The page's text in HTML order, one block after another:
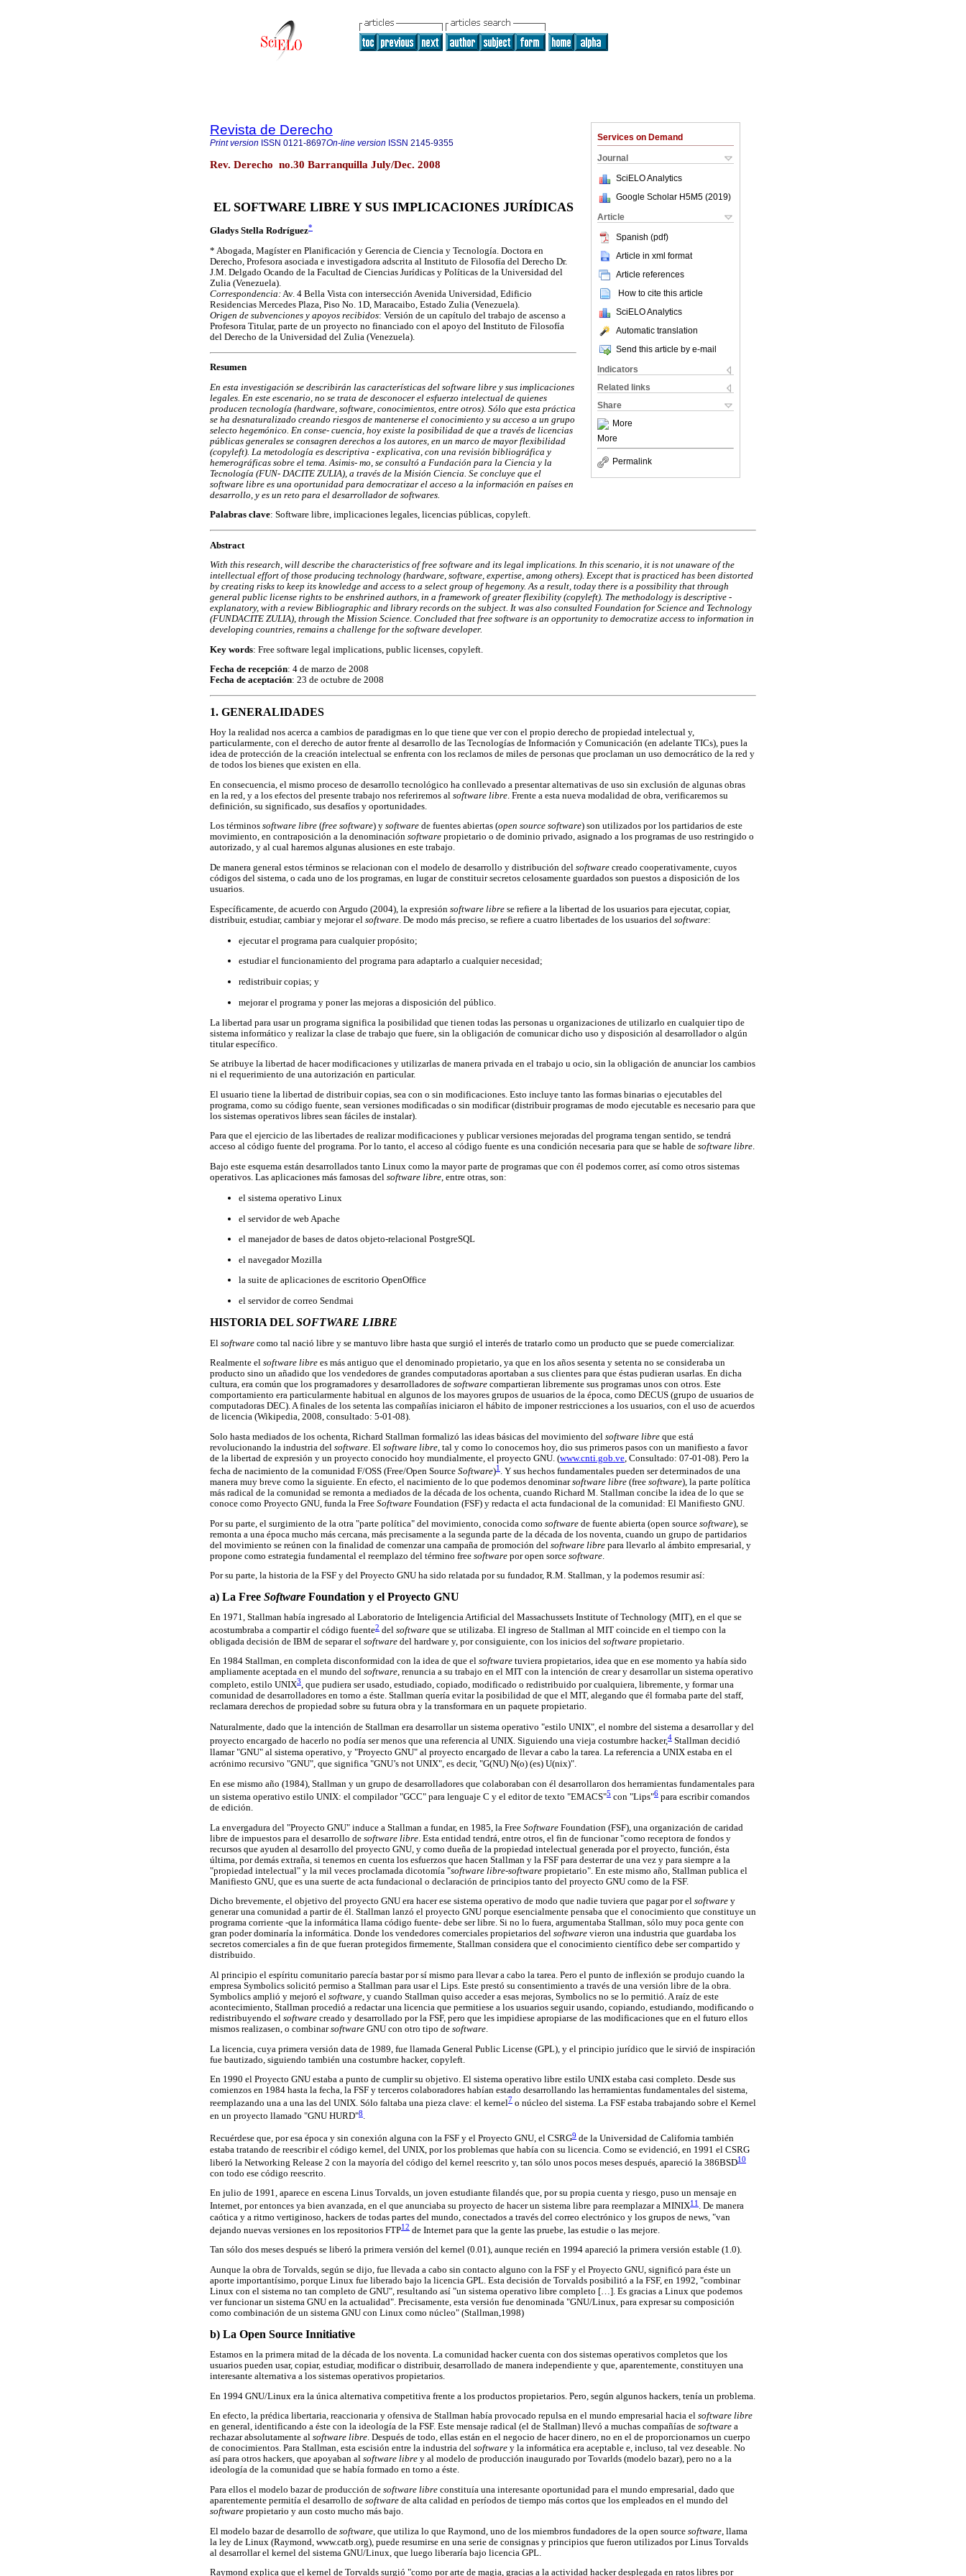
Services on Demand
Journal
SciELO Analytics
Google Scholar H5M5 (2019)
Article
Spanish (pdf)
Article in xml format
Article references
How to cite this article
SciELO Analytics
Automatic translation
Send this article by e-mail
Indicators
Related links
Share
More
More
Permalink
Revista de Derecho
Print version ISSN 0121-8697On-line version ISSN 2145-9355
Rev. Derecho no.30 Barranquilla July/Dec. 2008
EL SOFTWARE LIBRE Y SUS IMPLICACIONES JURÍDICAS
Gladys Stella Rodríguez*
* Abogada, Magíster en Planificación y Gerencia de Ciencia y Tecnología. Doctora en
Derecho, Profesora asociada e investigadora adscrita al Instituto de Filosofía del Derecho Dr.
J.M. Delgado Ocando de la Facultad de Ciencias Jurídicas y Políticas de la Universidad del
Zulia (Venezuela).
Correspondencia:Av. 4 Bella Vista con intersección Avenida Universidad, Edificio
Residencias Mercedes Plaza, Piso No. 1D, Maracaibo, Estado Zulia (Venezuela).
Origen de subvenciones y apoyos recibidos: Versión de un capítulo del trabajo de ascenso a
Profesora Titular, parte de un proyecto no financiado con el apoyo del Instituto de Filosofía
del Derecho de la Universidad del Zulia (Venezuela).
Resumen
En esta investigación se describirán las características del software libre y sus implicaciones
legales. En este escenario, no se trata de desconocer el esfuerzo intelectual de quienes
producen tecnología (hardware, software, conocimientos, entre otros). Sólo que esta práctica
se ha desnaturalizado creando riesgos de mantenerse el conocimiento y su acceso a un grupo
selecto hegemónico. En conse- cuencia, hoy existe la posibilidad de que a través de licencias
públicas generales se consagren derechos a los autores, en un marco de mayor flexibilidad
(copyleft). La metodología es descriptiva - explicativa, con una revisión bibliográfica y
hemerográficas sobre el tema. Asimis- mo, se consultó a Fundación para la Ciencia y la
Tecnología (FUN- DACITE ZULIA), a través de la Misión Ciencia. Se concluye que el
software libre es una oportunidad para democratizar el acceso a la información en países en
desarrollo, y es un reto para el desarrollador de softwares.
Palabras clave: Software libre, implicaciones legales, licencias públicas, copyleft.
Abstract
With this research, will describe the characteristics of free software and its legal implications. In this scenario, it is not unaware of the
intellectual effort of those producing technology (hardware, software, expertise, among others). Except that is practiced has been distorted
by creating risks to keep its knowledge and access to a select group of hegemony. As a result, today there is a possibility that through
general public license rights to be enshrined authors, in a framework of greater flexibility (copyleft). The methodology is descriptive -
explanatory, with a review Bibliographic and library records on the subject. It was also consulted Foundation for Science and Technology
(FUNDACITE ZULIA), through the Mission Science. Concluded that free software is an opportunity to democratize access to information in
developing countries, remains a challenge for the software developer.
Key words: Free software legal implications, public licenses, copyleft.
Fecha de recepción: 4 de marzo de 2008
Fecha de aceptación: 23 de octubre de 2008
1. GENERALIDADES
Hoy la realidad nos acerca a cambios de paradigmas en lo que tiene que ver con el propio derecho de propiedad intelectual y,
particularmente, con el derecho de autor frente al desarrollo de las Tecnologías de Información y Comunicación (en adelante TICs), pues la
idea de protección de la creación intelectual se enfrenta con los reclamos de miles de personas que proclaman un uso democrático de la red y
de todos los bienes que existen en ella.
En consecuencia, el mismo proceso de desarrollo tecnológico ha conllevado a presentar alternativas de uso sin exclusión de algunas obras
en la red, y a los efectos del presente trabajo nos referiremos al software libre. Frente a esta nueva modalidad de obra, verificaremos su
definición, su significado, sus desafíos y oportunidades.
Los términos software libre (free software) y software de fuentes abiertas (open source software) son utilizados por los partidarios de este
movimiento, en contraposición a la denominación software propietario o de dominio privado, asignado a los programas de uso restringido o
autorizado, y al cual haremos algunas alusiones en este trabajo.
De manera general estos términos se relacionan con el modelo de desarrollo y distribución del software creado cooperativamente, cuyos
códigos del sistema, o cada uno de los programas, en lugar de constituir secretos celosamente guardados son puestos a disposición de los
usuarios.
Específicamente, de acuerdo con Argudo (2004), la expresión software libre se refiere a la libertad de los usuarios para ejecutar, copiar,
distribuir, estudiar, cambiar y mejorar el software . De modo más preciso, se refiere a cuatro libertades de los usuarios del software:
ejecutar el programa para cualquier propósito;
estudiar el funcionamiento del programa para adaptarlo a cualquier necesidad;
redistribuir copias; y
mejorar el programa y poner las mejoras a disposición del público.
La libertad para usar un programa significa la posibilidad que tienen todas las personas u organizaciones de utilizarlo en cualquier tipo de
sistema informático y realizar la clase de trabajo que fuere, sin la obligación de comunicar dicho uso y disposición al desarrollador o algún
titular específico.
Se atribuye la libertad de hacer modificaciones y utilizarlas de manera privada en el trabajo u ocio, sin la obligación de anunciar los cambios
ni el requerimiento de una autorización en particular.
El usuario tiene la libertad de distribuir copias, sea con o sin modificaciones. Esto incluye tanto las formas binarias o ejecutables del
programa, como su código fuente, sean versiones modificadas o sin modificar (distribuir programas de modo ejecutable es necesario para que
los sistemas operativos libres sean fáciles de instalar).
Para que el ejercicio de las libertades de realizar modificaciones y publicar versiones mejoradas del programa tengan sentido, se tendrá
acceso al código fuente del programa. Por lo tanto, el acceso al código fuente es una condición necesaria para que se hable de software libre.
Bajo este esquema están desarrollados tanto Linux como la mayor parte de programas que con él podemos correr, así como otros sistemas
operativos. Las aplicaciones más famosas del software libre, entre otras, son:
el sistema operativo Linux
el servidor de web Apache
el manejador de bases de datos objeto-relacional PostgreSQL
el navegador Mozilla
la suite de aplicaciones de escritorio OpenOffice
el servidor de correo Sendmai
HISTORIA DEL SOFTWARE LIBRE
El software como tal nació libre y se mantuvo libre hasta que surgió el interés de tratarlo como un producto que se puede comercializar.
Realmente el software libre es más antiguo que el denominado propietario, ya que en los años sesenta y setenta no se consideraba un
producto sino un añadido que los vendedores de grandes computadoras aportaban a sus clientes para que éstas pudieran usarlas. En dicha
cultura, era común que los programadores y desarrolladores de software compartieran libremente sus programas unos con otros. Este
comportamiento era particularmente habitual en algunos de los mayores grupos de usuarios de la época, como DECUS (grupo de usuarios de
computadoras DEC). A finales de los setenta las compañías iniciaron el hábito de imponer restricciones a los usuarios, con el uso de acuerdos
de licencia (Wikipedia, 2008, consultado: 5-01-08).
Solo hasta mediados de los ochenta, Richard Stallman formalizó las ideas básicas del movimiento del software libre que está
revolucionando la industria del software. El software libre, tal y como lo conocemos hoy, dio sus primeros pasos con un manifiesto a favor
de la libertad de expresión y un proyecto conocido hoy mundialmente, el proyecto GNU. (www.cnti.gob.ve, Consultado: 07-01-08). Pero la
fecha de nacimiento de la comunidad F/OSS (Free/Open Source Software)1 . Y sus hechos fundamentales pueden ser determinados de una
manera muy breve como la siguiente. En efecto, el nacimiento de lo que podemos denominarsoftware libre (free software), la parte política
más radical de la comunidad se remonta a mediados de la década de los ochenta, cuando Richard M. Stallman concibe la idea de lo que se
conoce como Proyecto GNU, funda la Free Software Foundation (FSF) y redacta el acta fundacional de la comunidad: El Manifiesto GNU.
Por su parte, el surgimiento de la otra "parte política" del movimiento, conocida como software de fuente abierta (open source software), se
remonta a una época mucho más cercana, más precisamente a la segunda parte de la década de los noventa, cuando un grupo de partidarios
del movimiento se reúnen con la finalidad de comenzar una campaña de promoción del software libre para llevarlo al ámbito empresarial, y
propone como estrategia fundamental el reemplazo del término free software por open sorce software
Por su parte, la historia de la FSF y del Proyecto GNU ha sido relatada por su fundador, R.M. Stallman, y la podemos resumir así:
a) La Free Software Foundation y el Proyecto GNU
En 1971, Stallman había ingresado al Laboratorio de Inteligencia Artificial del Massachussets Institute of Technology (MIT), en el que se
acostumbraba a compartir el código fuente2 del software que se utilizaba. El ingreso de Stallman al MIT coincide en el tiempo con la
obligada decisión de IBM de separar el software del hardware y, por consiguiente, con los inicios del software propietario.
En 1984 Stallman, en completa disconformidad con la idea de que el software tuviera propietarios, idea que en ese momento ya había sido
ampliamente aceptada en el mundo del software, renuncia a su trabajo en el MIT con la intención de crear y desarrollar un sistema operativo
completo, estilo UNIX3, que pudiera ser usado, estudiado, copiado, modificado o redistribuido por cualquiera, libremente, y formar una
comunidad de desarrolladores en torno a éste. Stallman quería evitar la posibilidad de que el MIT, alegando que él formaba parte del staff,
reclamara derechos de propiedad sobre su futura obra y la transformara en un paquete propietario.
Naturalmente, dado que la intención de Stallman era desarrollar un sistema operativo "estilo UNIX", el nombre del sistema a desarrollar y del
proyecto encargado de hacerlo no podía ser menos que una referencia al UNIX. Siguiendo una vieja costumbre hacker,4 Stallman decidió
llamar "GNU" al sistema operativo, y "Proyecto GNU" al proyecto encargado de llevar a cabo la tarea. La referencia a UNIX estaba en el
acrónimo recursivo "GNU", que significa "GNU’s not UNIX", es decir, "G(NU) N(o) (es) U(nix)".
En ese mismo año (1984), Stallman y un grupo de desarrolladores que colaboraban con él desarrollaron dos herramientas fundamentales para
un sistema operativo estilo UNIX: el compilador "GCC" para lenguaje C y el editor de texto "EMACS"5 con "Lips"6 para escribir comandos
de edición.
La envergadura del "Proyecto GNU" induce a Stallman a fundar, en 1985, la Free Software Foundation (FSF), una organización de caridad
libre de impuestos para el desarrollo de software libre. Esta entidad tendrá, entre otros, el fin de funcionar "como receptora de fondos y
recursos que ayuden al desarrollo del proyecto GNU, y como dueña de la propiedad intelectual generada por el proyecto, función, ésta
última, por demás extraña, si tenemos en cuenta los esfuerzos que hacen Stallman y la FSF para desterrar de una vez y para siempre a la
"propiedad intelectual" y la mil veces proclamada dicotomía "software libre-software propietario". En este mismo año, Stallman publica el
Manifiesto GNU, que es una suerte de acta fundacional o declaración de principios tanto del proyecto GNU como de la FSF.
Dicho brevemente, el objetivo del proyecto GNU era hacer ese sistema operativo de modo que nadie tuviera que pagar por el software y
generar una comunidad a partir de él. Stallman lanzó el proyecto GNU porque esencialmente pensaba que el conocimiento que constituye un
programa corriente -que la informática llama código fuente- debe ser libre. Si no lo fuera, argumentaba Stallman, sólo muy poca gente con
gran poder dominaría la informática. Donde los vendedores comerciales propietarios del software vieron una industria que guardaba los
secretos comerciales a fin de que fueran protegidos firmemente, Stallman considera que el conocimiento científico debe ser compartido y
distribuido.
Al principio el espíritu comunitario parecía bastar por sí mismo para llevar a cabo la tarea. Pero el punto de inflexión se produjo cuando la
empresa Symbolics solicitó permiso a Stallman para usar el Lips. Este prestó su consentimiento a través de una versión libre de la obra.
Symbolics amplió y mejoró el software, y cuando Stallman quiso acceder a esas mejoras, Symbolics no se lo permitió. A raíz de este
acontecimiento, Stallman procedió a redactar una licencia que permitiese a los usuarios seguir usando, copiando, estudiando, modificando o
redistribuyendo el software creado y desarrollado por la FSF, pero que les impidiese apropiarse de las modificaciones que en el futuro ellos
mismos realizasen, o combinarsoftware GNU con otro tipo de software.
La licencia, cuya primera versión data de 1989, fue llamada General Public License (GPL), y el principio jurídico que le sirvió de inspiración
fue bautizado, siguiendo también una costumbre hacker, copyleft.
En 1990 el Proyecto GNU estaba a punto de cumplir su objetivo. El sistema operativo libre estilo UNIX estaba casi completo. Desde sus
comienzos en 1984 hasta la fecha, la FSF y terceros colaboradores habían estado desarrollando las herramientas fundamentales del sistema,
reemplazando una a una las del UNIX. Sólo faltaba una pieza clave: el kernel7 o núcleo del sistema. La FSF estaba trabajando sobre el Kernel
en un proyecto llamado "GNU HURD"8.
Recuérdese que, por esa época y sin conexión alguna con la FSF y el Proyecto GNU, el CSRG9 de la Universidad de California también
estaba tratando de reescribir el código kernel, del UNIX, por los problemas que había con su licencia. Como se evidenció, en 1991 el CSRG
liberó la Networking Release 2 con la mayoría del código del kernel reescrito y, tan sólo unos pocos meses después, apareció la 386BSD10
con todo ese código reescrito.
En julio de 1991, aparece en escena Linus Torvalds, un joven estudiante filandés que, por su propia cuenta y riesgo, puso un mensaje en
Internet, por entonces ya bien avanzada, en el que anunciaba su proyecto de hacer un sistema libre para reemplazar a MINIX11 . De manera
caótica y a ritmo vertiginoso, hackers de todas partes del mundo, conectados a través del correo electrónico y los grupos de news, "van
dejando nuevas versiones en los repositorios FTP12 de Internet para que la gente las pruebe, las estudie o las mejore.
Tan sólo dos meses después se liberó la primera versión del kernel (0.01), aunque recién en 1994 apareció la primera versión estable (1.0).
Aunque la obra de Torvalds, según se dijo, fue llevada a cabo sin contacto alguno con la FSF y el Proyecto GNU, significó para éste un
aporte importantísimo, porque Linux fue liberado bajo la licencia GPL. Esta decisión de Torvalds posibilitó a la FSF, en 1992, "combinar
Linux con el sistema no tan completo de GNU", resultando así "un sistema operativo libre completo […]. Es gracias a Linux que podemos
ver funcionar un sistema GNU en la actualidad". Precisamente, esta versión fue denominada "GNU/Linux, para expresar su composición
como combinación de un sistema GNU con Linux como núcleo" (Stallman,1998)
b) La Open Source Innitiative
Estamos en la primera mitad de la década de los noventa. La comunidad hacker cuenta con dos sistemas operativos completos que los
usuarios pueden usar, copiar, estudiar, modificar o distribuir, desarrollado de manera independiente y que, aparentemente, constituyen una
interesante alternativa a los sistemas operativos propietarios.
En 1994 GNU/Linux era la única alternativa competitiva frente a los productos propietarios. Pero, según algunos hackers, tenía un problema.
En efecto, la prédica libertaria, reaccionaria y ofensiva de Stallman había provocado repulsa en el mundo empresarial hacia el software libre
en general, identificando a éste con la ideología de la FSF. Este mensaje radical (el de Stallman) llevó a muchas compañías de software a
rechazar absolutamente al software libre. Después de todo, ellas están en el negocio de hacer dinero, no en el de proporcionarnos un cuerpo
de conocimientos. Para Stallman, esta escisión entre la industria del software y la informática era aceptable e, incluso, tal vez deseable. No
así para otros hackers, que apoyaban al software libre y al modelo de producción inaugurado por Tovarlds (modelo bazar), pero no a la
ideología de la comunidad que se había formado en torno a éste.
Para ellos el modelo bazar de producción de software libre constituía una interesante oportunidad para el mundo empresarial, dado que
aparentemente permitía el desarrollo de software de alta calidad en períodos de tiempo más cortos que los empleados en el mundo del
software propietario y aun costo mucho más bajo.
El modelo bazar de desarrollo de software , que utiliza lo que Raymond, uno de los miembros fundadores de la open source software , llama
la ley de Linux (Raymond, www.catb.org), puede resumirse en una serie de consignas y principios que fueron utilizados por Linus Torvalds
al desarrollar el kernel del sistema GNU/Linux, que luego liberaría bajo licencia GPL.
Raymond explica que el kernel de Torvalds surgió "como por arte de magia, gracias a la actividad hacker desplegada en ratos libres por